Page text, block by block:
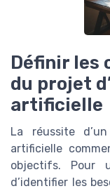
Définir les
du projet
artificielle
La réussite
artificielle
objectifs. Pour
d’identifier les